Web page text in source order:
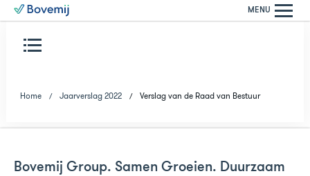
MENU
Home Jaarverslag 2022 Verslag van de Raad van Bestuur
Bovemij Group. Samen Groeien. Duurzaam